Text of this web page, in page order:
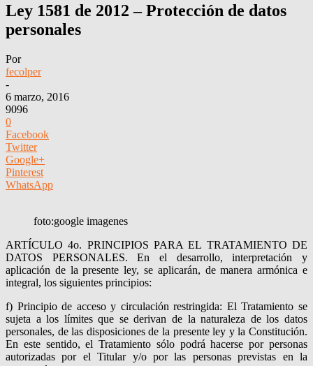
Ley 1581 de 2012 – Protección de datos
personales
Por
fecolper
-
6 marzo, 2016
9096
0
Facebook
Twitter
Google+
Pinterest
WhatsApp
foto:google imagenes
ARTÍCULO 4o. PRINCIPIOS PARA EL TRATAMIENTO DE
DATOS PERSONALES. En el desarrollo, interpretación y
aplicación de la presente ley, se aplicarán, de manera armónica e
integral, los siguientes principios:
f) Principio de acceso y circulación restringida: El Tratamiento se
sujeta a los límites que se derivan de la naturaleza de los datos
personales, de las disposiciones de la presente ley y la Constitución.
En este sentido, el Tratamiento sólo podrá hacerse por personas
autorizadas por el Titular y/o por las personas previstas en la